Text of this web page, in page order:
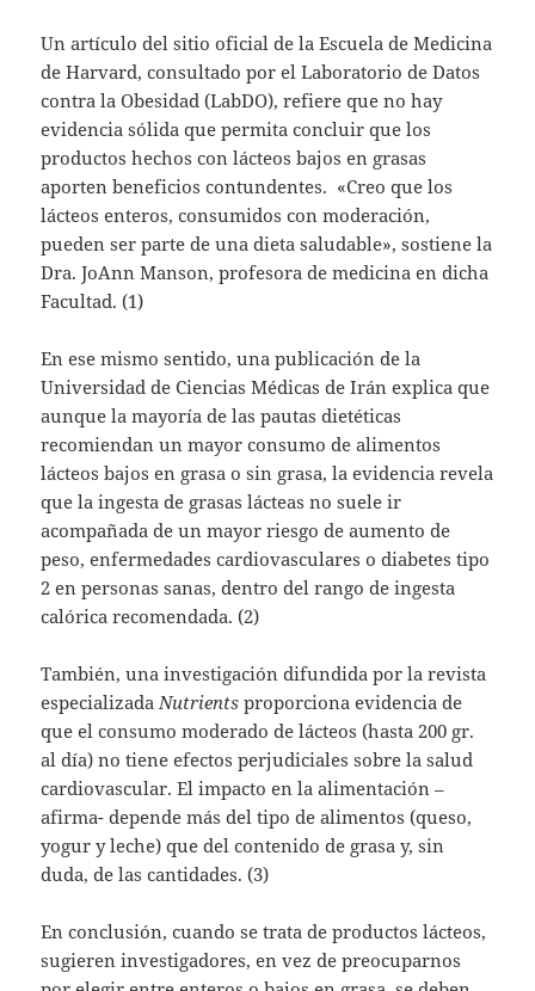
Un artículo del sitio oficial de la Escuela de Medicina
de Harvard, consultado por el Laboratorio de Datos
contra la Obesidad (LabDO), refiere que no hay
evidencia sólida que permita concluir que los
productos hechos con lácteos bajos en grasas
aporten beneficios contundentes. «Creo que los
lácteos enteros, consumidos con moderación,
pueden ser parte de una dieta saludable», sostiene la
Dra. JoAnn Manson, profesora de medicina en dicha
Facultad. (1)
En ese mismo sentido, una publicación de la
Universidad de Ciencias Médicas de Irán explica que
aunque la mayoría de las pautas dietéticas
recomiendan un mayor consumo de alimentos
lácteos bajos en grasa o sin grasa, la evidencia revela
que la ingesta de grasas lácteas no suele ir
acompañada de un mayor riesgo de aumento de
peso, enfermedades cardiovasculares o diabetes tipo
2 en personas sanas, dentro del rango de ingesta
calórica recomendada. (2)
También, una investigación difundida por la revista
especializadaNutrients proporciona evidencia de
que el consumo moderado de lácteos (hasta 200 gr.
al día) no tiene efectos perjudiciales sobre la salud
cardiovascular. El impacto en la alimentación –
afirma- depende más del tipo de alimentos (queso,
yogur y leche) que del contenido de grasa y, sin
duda, de las cantidades. (3)
En conclusión, cuando se trata de productos lácteos,
sugieren investigadores, en vez de preocuparnos